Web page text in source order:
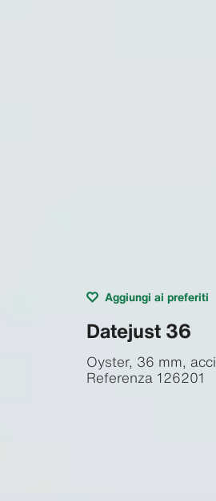
Aggiungi ai preferiti
Datejust 36
Oyster, 36 mm,
Referenza 126201